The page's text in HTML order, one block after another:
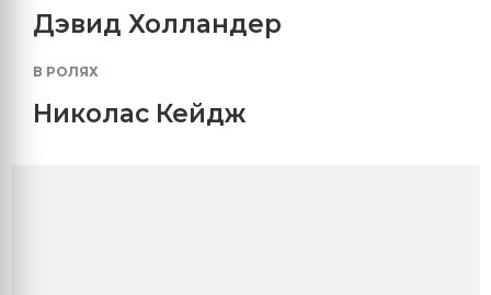
Дэвид Холландер
В РОЛЯХ
Николас Кейдж